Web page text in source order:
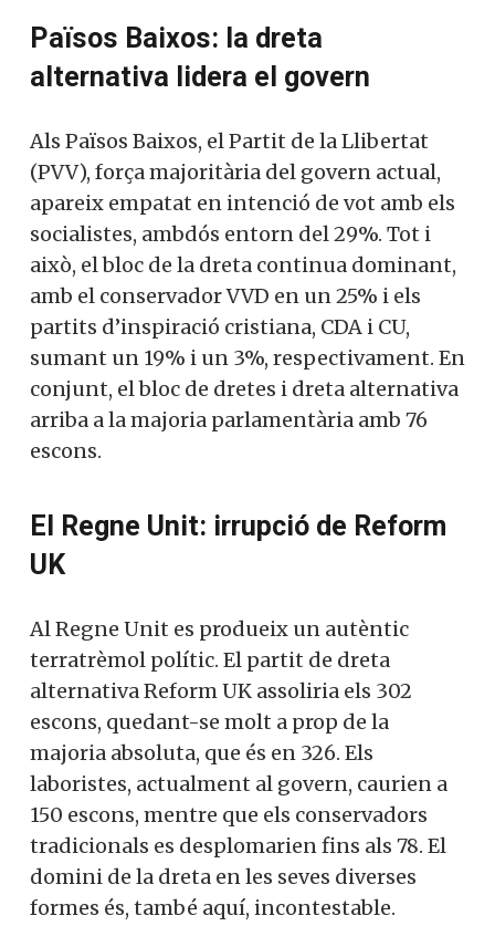
Països Baixos: la dreta
alternativa lidera el govern
Als Països Baixos, el Partit de la Llibertat
(PVV), força majoritària del govern actual,
apareix empatat en intenció de vot amb
els socialistes, ambdós entorn del 29%.
Tot i això, el bloc de la dreta continua
dominant, amb el conservador VVD en un
25% i els partits d’inspiració cristiana,
CDA i CU, sumant un 19% i un 3%,
respectivament. En conjunt, el bloc de
dretes i dreta alternativa arriba a la
El Regne Unit: irrupció de Reform
UK
Al Regne Unit es produeix un autèntic
terratrèmol polític. El partit de dreta
alternativa Reform UK assoliria els 302
escons, quedant-se molt a prop de la
majoria absoluta, que és en 326. Els
laboristes, actualment al govern, caurien a
150 escons, mentre que els conservadors
tradicionals es desplomarien fins als 78. El
domini de la dreta en les seves diverses